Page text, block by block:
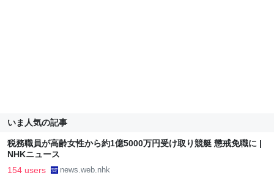
いま人気の記事
税務職員が高齢女性から約1億5000万円受け取り競艇 懲戒免職に |
NHKニュース
154 users news.web.nhk